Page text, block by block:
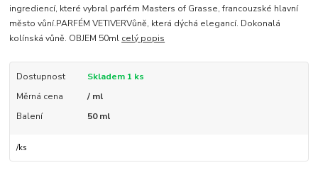
ingrediencí, které vybral parfém Masters of Grasse, francouzské hlavní
město vůní.PARFÉM VETIVERVůně, která dýchá elegancí. Dokonalá
kolínská vůně. OBJEM 50ml celý popis
Dostupnost
Skladem 1 ks
Měrná cena
/ ml
Balení
50 ml
/ks